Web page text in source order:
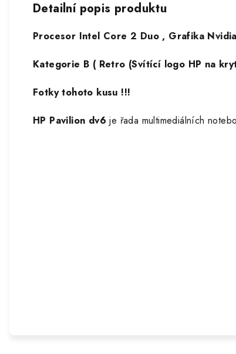
Detailní popis produktu
Procesor Intel Core 2 Duo , Grafika
Kategorie B ( Retro (Svítící logo HP na
Fotky tohoto kusu !!!
HP Pavilion dv6 je řada multimediálních